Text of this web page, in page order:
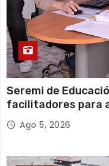
Seremi de
facilitadores para
Escolar 2027
Ago 5, 2026